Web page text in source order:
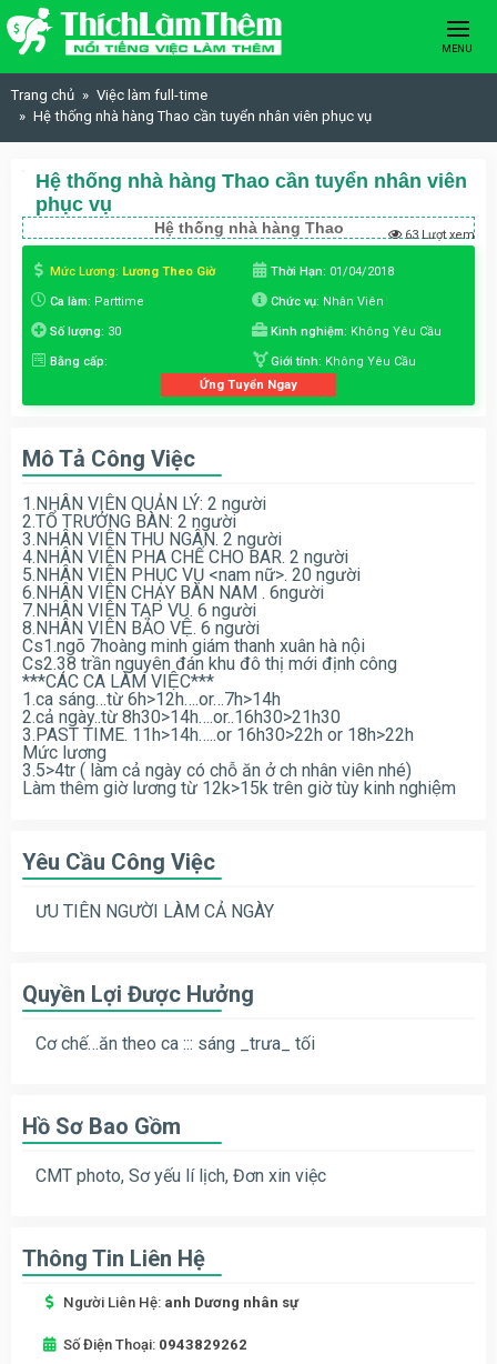
Skip to content
MENU
Trang chủ
Việc làm full-time
Hệ thống nhà hàng Thao cần tuyển nhân viên phục vụ
Hệ thống nhà hàng Thao cần tuyển nhân viên
phục vụ
Hệ thống nhà hàng Thao 63 Lượt xem
Mức Lương: Lương Theo Giờ Thời Hạn: 01/04/2018
Ca làm: Parttime Chức vụ: Nhân Viên
Số lượng: 30 Kinh nghiệm: Không Yêu Cầu
Bằng cấp: Giới tính: Không Yêu Cầu
Ứng Tuyển Ngay
Mô Tả Công Việc
1.NHÂN VIÊN QUẢN LÝ: 2 người
2.TỔ TRƯỞNG BÀN: 2 người
3.NHÂN VIÊN THU NGÂN. 2 người
4.NHÂN VIÊN PHA CHẾ CHO BAR. 2 người
5.NHÂN VIÊN PHỤC VỤ <nam nữ>. 20 người
6.NHÂN VIÊN CHẠY BÀN NAM . 6người
7.NHÂN VIÊN TẠP VU. 6 người
8.NHÂN VIÊN BẢO VỆ. 6 người
Cs1.ngõ 7hoàng minh giám thanh xuân hà nội
Cs2.38 trần nguyên đán khu đô thị mới định công
***CÁC CA LÀM VIỆC***
1.ca sáng…từ 6h>12h….or…7h>14h
2.cả ngày..từ 8h30>14h….or..16h30>21h30
3.PAST TIME. 11h>14h…..or 16h30>22h or 18h>22h
Mức lương
3.5>4tr ( làm cả ngày có chỗ ăn ở ch nhân viên nhé)
Làm thêm giờ lương từ 12k>15k trên giờ tùy kinh nghiệm
Yêu Cầu Công Việc
ƯU TIÊN NGƯỜI LÀM CẢ NGÀY
Quyền Lợi Được Hưởng
Cơ chế…ăn theo ca ::: sáng _trưa_ tối
Hồ Sơ Bao Gồm
CMT photo, Sơ yếu lí lịch, Đơn xin việc
Thông Tin Liên Hệ
Người Liên Hệ: anh Dương nhân sự
Số Điện Thoại: 0943829262